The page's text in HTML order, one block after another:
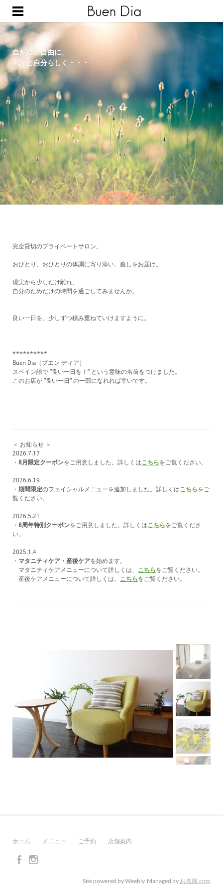
ホーム
メニュー
ご予約
店舗案内
取扱い商品
完全貸切のプライベートサロン。
おひとり、おひとりの体調に寄り添い、癒しをお届け。
現実から少しだけ離れ、
自分のためだけの時間を過ごしてみませんか。
良い一日を、少しずつ積み重ねていけますように。
**********
Buen Dia（ブエン ディア）
スペイン語で ”良い一日を！” という意味の名前をつけました。
​このお店が ”良い一日” の一部になれれば幸いです。
＜ お知らせ ＞
2026.7.17
・ 8月限定クーポンをご用意しました。詳しくはこちらをご覧ください。
2026.6.19
・ 期間限定のフェイシャルメニューを追加しました。詳しくはこちらをご
覧ください。
2026.5.21
・ 8周年特別 クーポンをご用意しました。詳しくはこちらをご覧くださ
い。
2025.1.4
・ マタニティケア・産後ケアを始めます。
マタニティケアメニューについて詳しくは、 こちらをご覧ください。
産後ケアメニューについて詳しくは、 こちらをご覧ください。
ホーム メニュー ご予約 店舗案内
Site powered by Weebly. Managed by お名前.com